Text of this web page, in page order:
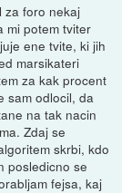
za foro nekaj
mi potem tviter
ene tvite, ki jih
marsikateri
za kak procent
sam odlocil, da
na tak nacin
Zdaj se
skrbi, kdo
posledicno se
fejsa, kaj